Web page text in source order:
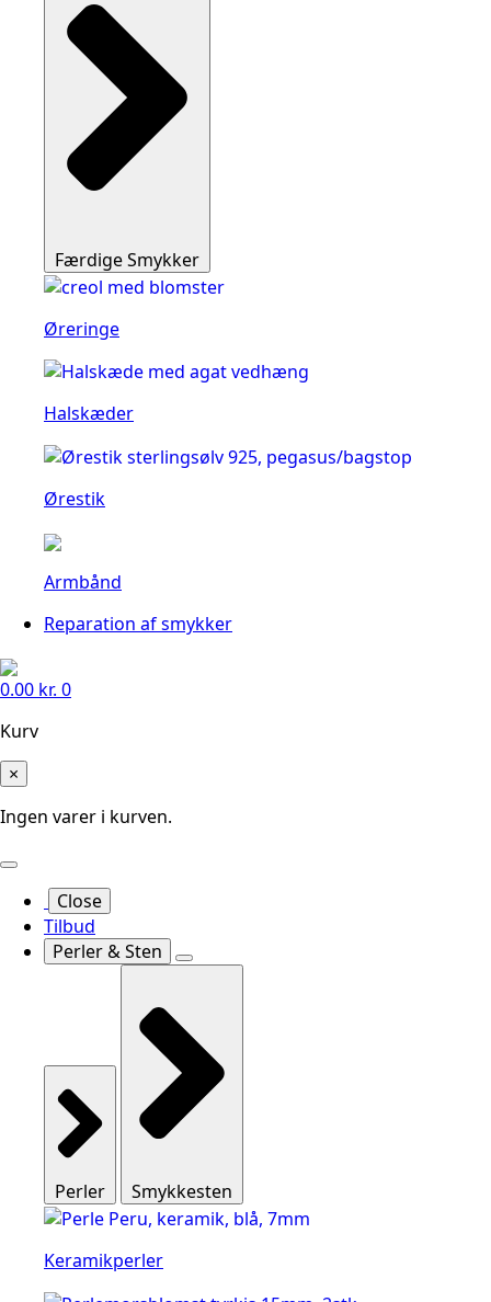
Færdige Smykker
Øreringe
Halskæder
Ørestik
Armbånd
Reparation af smykker
0.00 kr. 0
Kurv
×
Ingen varer i kurven.
Close
Tilbud
Perler & Sten
Perler Smykkesten
Keramikperler